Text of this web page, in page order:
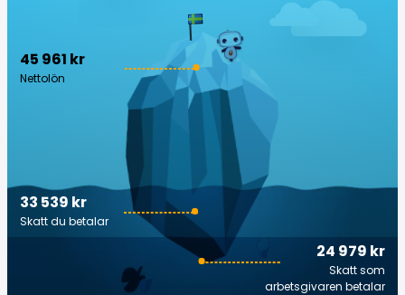
45 961 kr
Nettolön
24 979 kr
Skatt som
arbetsgivaren betalar
33 539 kr
Skatt du betalar